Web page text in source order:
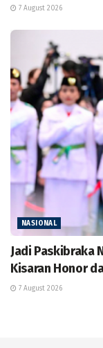
7 August 2026
NASIONAL
Jadi Paskibraka
Kisaran Honor
7 August 2026